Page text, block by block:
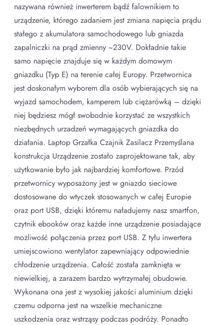
nazywana również inwerterem bądź falownikiem to
urządzenie, którego zadaniem jest zmiana napięcia prądu
stałego z akumulatora samochodowego lub gniazda
zapalniczki na prąd zmienny ~230V. Dokładnie takie
samo napięcie znajduje się w każdym domowym
gniazdku (Typ E) na terenie całej Europy. Przetwornica
jest doskonałym wyborem dla osób wybierających się na
wyjazd samochodem, kamperem lub ciężarówką – dzięki
niej będziesz mógł swobodnie korzystać ze wszystkich
niezbędnych urzadzeń wymagających gniazdka do
działania. Laptop Grzałka Czajnik Zasilacz Przemyślana
konstrukcja Urządzenie zostało zaprojektowane tak, aby
użytkowanie było jak najbardziej komfortowe. Przód
przetwornicy wyposażony jest w gniazdo sieciowe
dostosowane do wtyczek stosowanych w całej Europie
oraz port USB, dzięki któremu naładujemy nasz smartfon,
czytnik ebooków oraz każde inne urządzenie posiadające
możliwość połączenia przez port USB. Z tyłu inwertera
umiejscowiono wentylator zapewniający odpowiednie
chłodzenie urządzenia. Całość została zamknięta w
niewielkiej, a zarazem bardzo wytrzymałej obudowie.
Wykonana ona jest z wysokiej jakości aluminium dzięki
czemu odporna jest na wszelkie mechaniczne
uszkodzenia oraz wstrząsy podczas podróży. Ponadto